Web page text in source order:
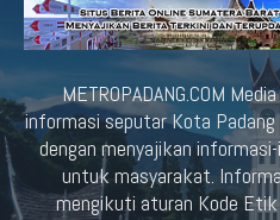
METROPADANG.COM
informasi seputar Kota
dengan menyajikan
untuk masyarakat.
mengikuti aturan Kode